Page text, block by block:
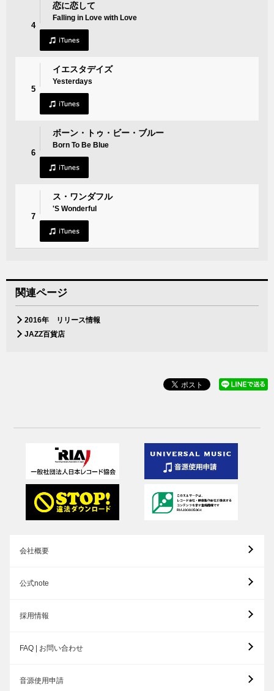
4
恋に恋して
Falling in Love with Love
5
イエスタデイズ
Yesterdays
6
ボーン・トゥ・ビー・ブルー
Born To Be Blue
7
ス・ワンダフル
'S Wonderful
関連ページ
2016年 リリース情報
JAZZ百貨店
会社概要
公式note
採用情報
FAQ | お問い合わせ
音源使用申請